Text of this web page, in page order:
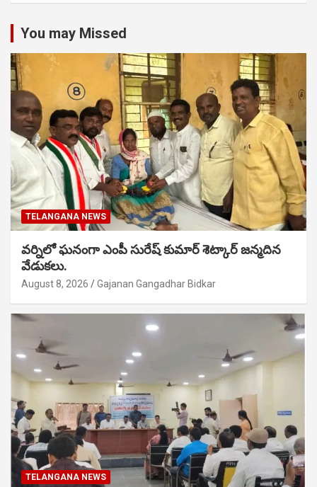
You may Missed
TELANGANA NEWS
వర్నిలో ఘనంగా ఎంపీ సురేష్ కుమార్ శెట్కార్ జన్మదిన
వేడుకలు.
August 8, 2026 Gajanan Gangadhar Bidkar
TELANGANA NEWS